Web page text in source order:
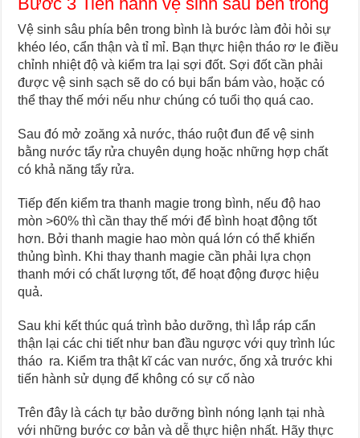
Vệ sinh sâu phía bên trong bình là bước làm đỏi hỏi sự
khéo léo, cẩn thận và tỉ mỉ. Bạn thực hiện tháo rơ le điều
chỉnh nhiệt độ và kiểm tra lại sợi đốt. Sợi đốt cần phải
được vệ sinh sạch sẽ do có bụi bẩn bám vào, hoặc có
thể thay thế mới nếu như chúng có tuổi thọ quá cao.
Sau đó mở zoăng xả nước, tháo ruột đun để vệ sinh
bằng nước tẩy rửa chuyên dụng hoặc những hợp chất
có khả năng tẩy rửa.
Tiếp đến kiểm tra thanh magie trong bình, nếu độ hao
mòn >60% thì cần thay thế mới để bình hoạt động tốt
hơn. Bởi thanh magie hao mòn quá lớn có thể khiến
thủng bình. Khi thay thanh magie cần phải lựa chọn
thanh mới có chất lượng tốt, để hoạt động được hiệu
quả.
Sau khi kết thúc quá trình bảo dưỡng, thì lắp ráp cẩn
thận lại các chi tiết như ban đầu ngược với quy trình lúc
tháo ra. Kiểm tra thật kĩ các van nước, ống xả trước khi
tiến hành sử dụng để không có sự cố nào
Trên đây là cách tự bảo dưỡng bình nóng lạnh tại nhà
với những bước cơ bản và dễ thực hiện nhất. Hãy thực